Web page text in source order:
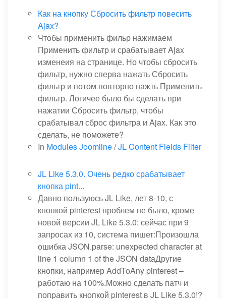
Как на кнопку Сбросить фильтр повесить
Ajax?
Чтобы применить фильр нажимаем
Применить фильтр и срабатывает Ajax
изменеия на странице. Но чтобы сбросить
фильтр, нужно сперва нажать Сбросить
фильтр и потом повторно нажть Применить
фильтр. Логичее было бы сделать при
нажатии Сбросить фильтр, чтобы
срабатывал сброс фильтра и Ajax. Как это
сделать, не поможете?
In Modules Joomline/JL Content Fields Filter
JL Like 5.3.0. Очень редко срабатывает
кнопка pint...
Давно пользуюсь JL Like, лет 8-10, с
кнопкой pinterest проблем не было, кроме
новой версии JL Like 5.3.0: сейчас при 9
запросах из 10, система пишет:Произошла
ошибка JSON.parse: unexpected character at
line 1 column 1 of the JSON dataДругие
кнопки, например AddToAny pinterest –
работаю на 100%.Можно сделать патч и
поправить кнопкой pinterest в JL Like 5.3.0!?